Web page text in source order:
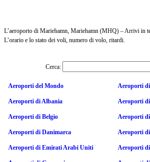
L’aeroporto di Mariehamn, Mariehamn (MHQ) – Arrivi in
L’orario e lo stato dei voli, numero di volo, ritardi.
Cerca:
Aeroporti del Mondo Aeroporti
Aeroporti di Albania Aeroporti
Aeroporti di Belgio Aeroporti
Aeroporti di Danimarca Aeroporti
Aeroporti di Emirati Arabi Uniti Aeroporti